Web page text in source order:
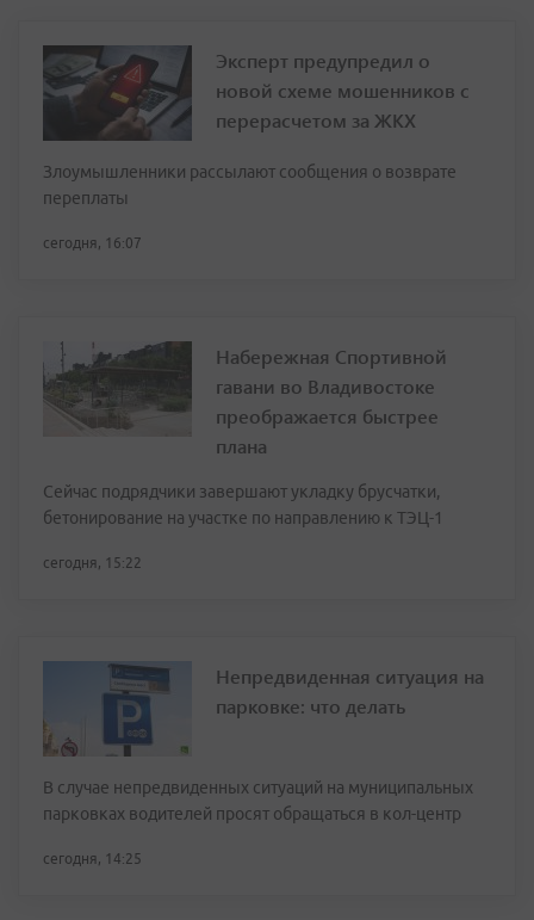
Эксперт предупредил о
новой схеме мошенников с
перерасчетом за ЖКХ
Злоумышленники рассылают сообщения о возврате
переплаты
сегодня, 16:07
Набережная Спортивной
гавани во Владивостоке
преображается быстрее
плана
Сейчас подрядчики завершают укладку брусчатки,
бетонирование на участке по направлению к ТЭЦ-1
сегодня, 15:22
Непредвиденная ситуация на
парковке: что делать
В случае непредвиденных ситуаций на муниципальных
парковках водителей просят обращаться в кол-центр
сегодня, 14:25